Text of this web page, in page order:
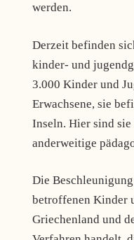
werden.
Derzeit befinden
kinder- und
3.000 Kinder und
Erwachsene, sie
Inseln. Hier sind
anderweitige
Die
betroffenen Kinder
Griechenland und